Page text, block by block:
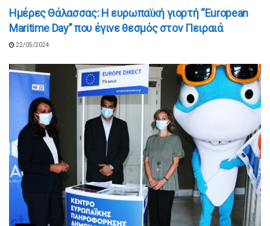
Ημέρες Θάλασσας: Η ευρωπαϊκή γιορτή “European
Maritime Day” που έγινε θεσμός στον Πειραιά
22/05/2024